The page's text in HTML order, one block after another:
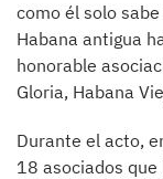
como él solo
Habana antigua
honorable
Gloria, Habana
Durante el acto,
18 asociados